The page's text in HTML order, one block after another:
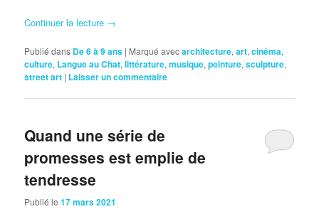
Continuer la lecture →
Publié dans De 6 à 9 ans | Marqué avecarchitecture,art,cinéma,
culture, Langue au Chat,littérature,musique,peinture,sculpture,
street art | Laisser un commentaire
Quand une série de
promesses est emplie de
tendresse
Publié le17 mars 2021